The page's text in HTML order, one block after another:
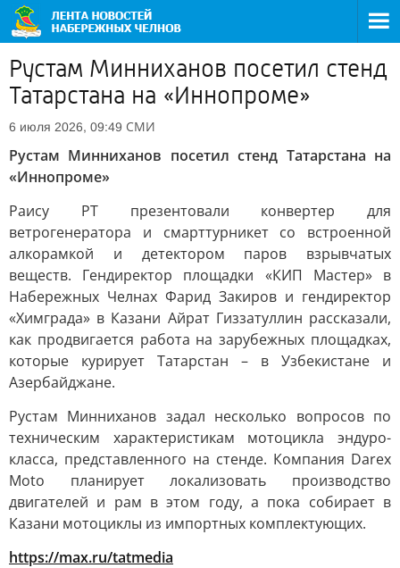
Рустам Минниханов посетил стенд
Татарстана на «Иннопроме»
6 июля 2026, 09:49 СМИ
Рустам Минниханов посетил стенд Татарстана на
«Иннопроме»
Раису РТ презентовали конвертер для
ветрогенератора и смарттурникет со встроенной
алкорамкой и детектором паров взрывчатых
веществ. Гендиректор площадки «КИП Мастер» в
Набережных Челнах Фарид Закиров и гендиректор
«Химграда» в Казани Айрат Гиззатуллин рассказали,
как продвигается работа на зарубежных площадках,
которые курирует Татарстан – в Узбекистане и
Азербайджане.
Рустам Минниханов задал несколько вопросов по
техническим характеристикам мотоцикла эндуро-
класса, представленного на стенде. Компания Darex
Moto планирует локализовать производство
двигателей и рам в этом году, а пока собирает в
Казани мотоциклы из импортных комплектующих.
https://max.ru/tatmedia